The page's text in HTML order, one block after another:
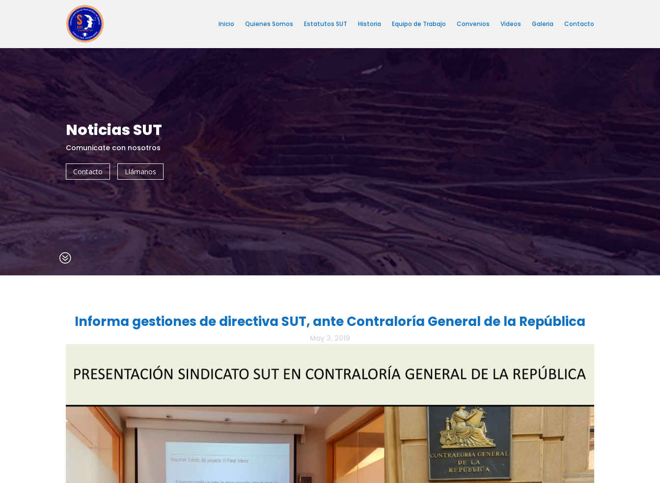
Inicio Quienes Somos Estatutos SUT Historia Equipo de Trabajo Convenios Videos Galeria Contacto
Noticias SUT
Comunicate con nosotros
Contacto Llámanos
?
Informa gestiones de directiva SUT, ante Contraloría General de la República
May 3, 2019